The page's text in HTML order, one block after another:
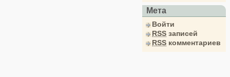
Мета
Войти
RSS записей
RSS комментариев